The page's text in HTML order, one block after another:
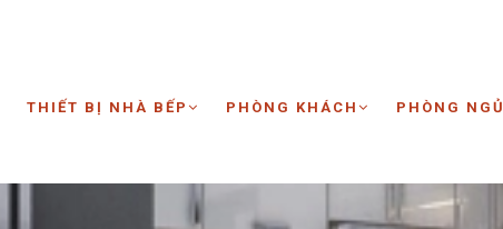
THIẾT BỊ NHÀ BẾP PHÒNG KHÁCH PHÒNG NGỦ